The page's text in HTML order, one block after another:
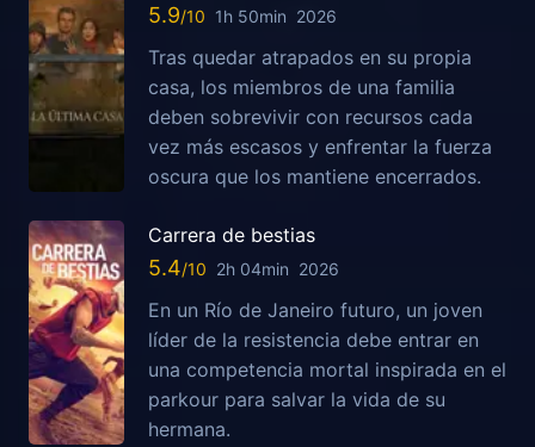
5.9 1h 50min 2026
Tras quedar atrapados en su propia
casa, los miembros de una familia
deben sobrevivir con recursos cada
vez más escasos y enfrentar la fuerza
oscura que los mantiene encerrados.
Carrera de bestias
5.4 2h 04min 2026
En un Río de Janeiro futuro, un joven
líder de la resistencia debe entrar en
una competencia mortal inspirada en el
parkour para salvar la vida de su
hermana.